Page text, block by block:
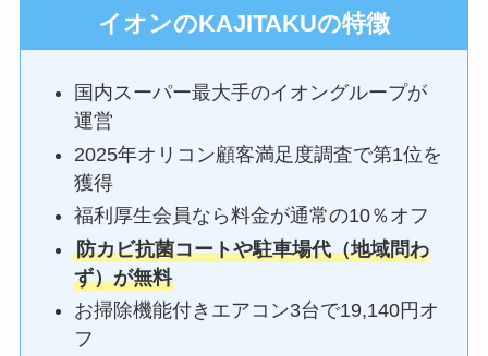
イオンのKAJITAKUの特徴
国内スーパー最大手のイオングループが
運営
2025年オリコン顧客満足度調査で第1位を
獲得
福利厚生会員なら料金が通常の10％オフ
防カビ抗菌コートや駐車場代（地域問わ
ず）が無料
お掃除機能付きエアコン3台で19,140円オ
フ